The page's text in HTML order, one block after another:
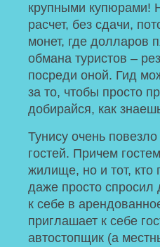
крупными купюрами!
расчет, без сдачи,
монет, где долларов
обмана туристов –
посреди оной. Гид
за то, чтобы просто
добирайся, как
Тунису очень
гостей. Причем
жилище, но и тот, кто
даже просто спросил
к себе в
приглашает к себе
автостопщик (а